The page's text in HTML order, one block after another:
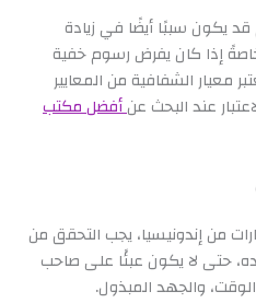
قد يكون سببًا أيضًا في زيادة
إذا كان يفرض رسوم خفية
معيار الشفافية من المعايير
عند البحث عنأفضل مكتب
من إندونيسيا، يجب التحقق من
حتى لا يكون عبئًا على صاحب
والجهد المبذول.